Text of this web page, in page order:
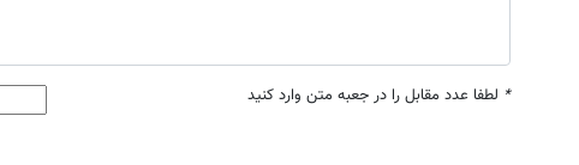
* لطفا عدد مقابل را در جعبه متن وارد کنید